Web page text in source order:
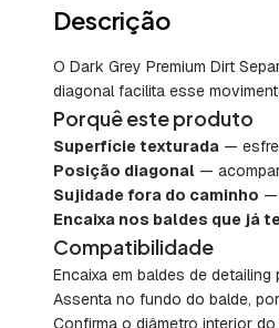
Descrição
O Dark Grey Premium Dirt
diagonal facilita esse
Porquê este produto
Superfície texturada —
Posição diagonal —
Sujidade fora do caminho —
Encaixa nos baldes que já
Compatibilidade
Encaixa em baldes de detailing
Assenta no fundo do balde,
Confirma o diâmetro interior